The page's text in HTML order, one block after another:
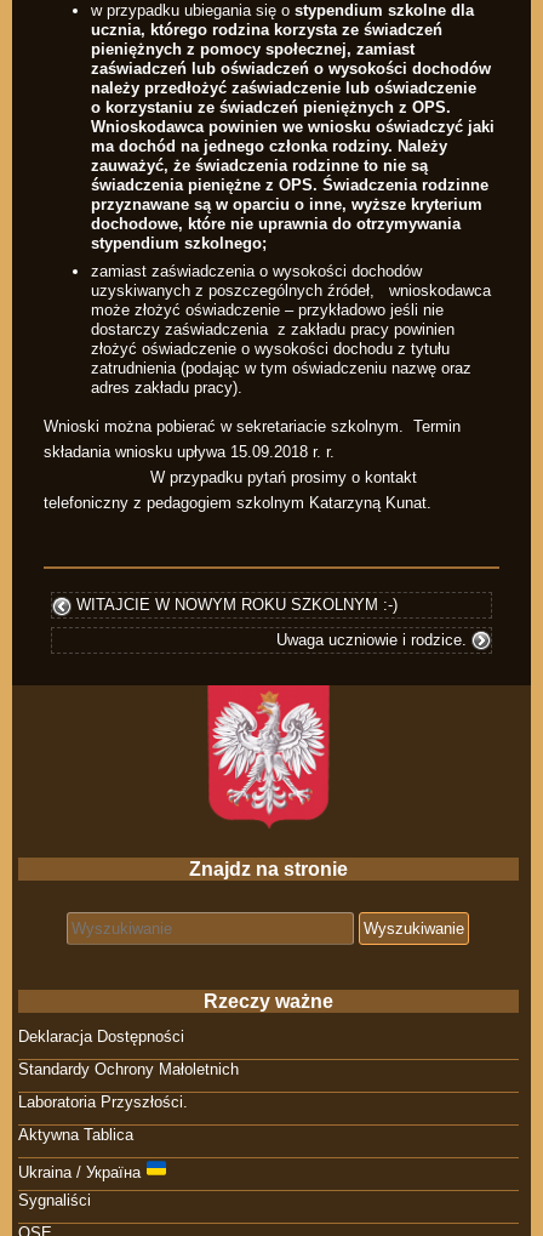
w przypadku ubiegania się o stypendium szkolne dla
ucznia, którego rodzina korzysta ze świadczeń
pieniężnych z pomocy społecznej, zamiast
zaświadczeń lub oświadczeń o wysokości dochodów
należy przedłożyć zaświadczenie lub oświadczenie
o korzystaniu ze świadczeń pieniężnych z OPS.
Wnioskodawca powinien we wniosku oświadczyć jaki
ma dochód na jednego członka rodziny. Należy
zauważyć, że świadczenia rodzinne to nie są
świadczenia pieniężne z OPS. Świadczenia rodzinne
przyznawane są w oparciu o inne, wyższe kryterium
dochodowe, które nie uprawnia do otrzymywania
stypendium szkolnego;
zamiast zaświadczenia o wysokości dochodów
uzyskiwanych z poszczególnych źródeł, wnioskodawca
może złożyć oświadczenie – przykładowo jeśli nie
dostarczy zaświadczenia z zakładu pracy powinien
złożyć oświadczenie o wysokości dochodu z tytułu
zatrudnienia (podając w tym oświadczeniu nazwę oraz
adres zakładu pracy).
Wnioski można pobierać w sekretariacie szkolnym. Termin
składania wniosku upływa 15.09.2018 r. r.
W przypadku pytań prosimy o kontakt
telefoniczny z pedagogiem szkolnym Katarzyną Kunat.
WITAJCIE W NOWYM ROKU SZKOLNYM :-)
Uwaga uczniowie i rodzice.
Znajdz na stronie
Search for:
Rzeczy ważne
Deklaracja Dostępności
Standardy Ochrony Małoletnich
Laboratoria Przyszłości.
Aktywna Tablica
Ukraina / Україна
Sygnaliści